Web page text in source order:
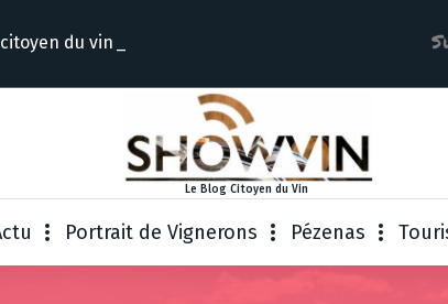
Le Blog Citoyen du Vin
Portrait de Vignerons Pézenas